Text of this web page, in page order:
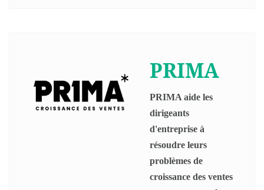
PRIMA
PRIMA aide les
dirigeants
d'entreprise à
résoudre leurs
problèmes de
croissance des ventes